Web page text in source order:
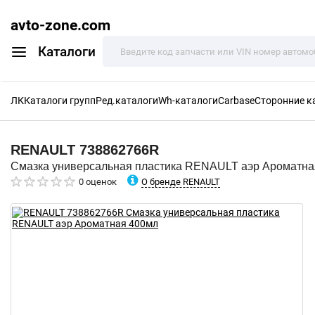
avto-zone.com
Каталоги
ЛККаталоги группРед.каталогиWh-каталогиCarbaseСторонние
RENAULT 738862766R
Смазка универсальная пластика RENAULT аэр
0 оценок О бренде RENAULT